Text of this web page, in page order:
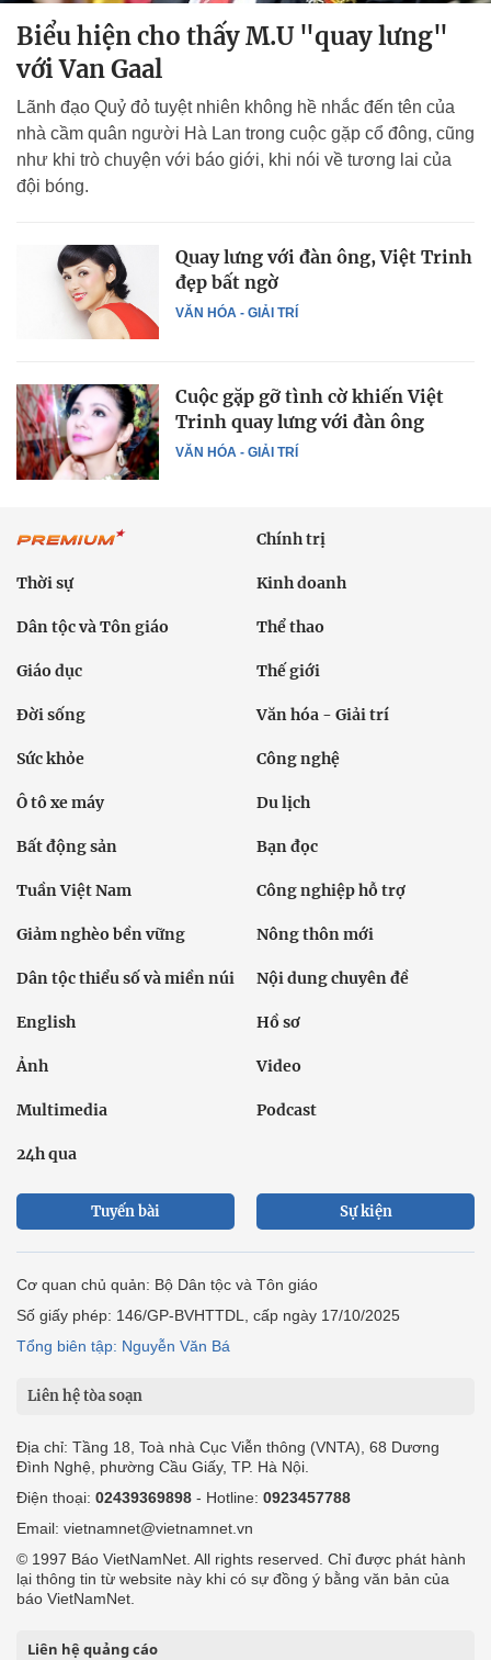
Biểu hiện cho thấy M.U "quay lưng"
với Van Gaal
Lãnh đạo Quỷ đỏ tuyệt nhiên không hề nhắc đến tên của
nhà cầm quân người Hà Lan trong cuộc gặp cổ đông, cũng
như khi trò chuyện với báo giới, khi nói về tương lai của
đội bóng.
VĂN HÓA - GIẢI TRÍ
Quay lưng với đàn ông, Việt Trinh
đẹp bất ngờ
VĂN HÓA - GIẢI TRÍ
Cuộc gặp gỡ tình cờ khiến Việt
Trinh quay lưng với đàn ông
Chính trị
Thời sự Kinh doanh
Dân tộc và Tôn giáo Thể thao
Giáo dục Thế giới
Đời sống Văn hóa - Giải trí
Sức khỏe Công nghệ
Ô tô xe máy Du lịch
Bất động sản Bạn đọc
Tuần Việt Nam Công nghiệp hỗ trợ
Giảm nghèo bền vững Nông thôn mới
Dân tộc thiểu số và miền núi Nội dung chuyên đề
English Hồ sơ
Ảnh Video
Multimedia Podcast
24h qua
Tuyến bài Sự kiện
Cơ quan chủ quản: Bộ Dân tộc và Tôn giáo
Số giấy phép: 146/GP-BVHTTDL, cấp ngày 17/10/2025
Tổng biên tập: Nguyễn Văn Bá
Liên hệ tòa soạn
Địa chỉ: Tầng 18, Toà nhà Cục Viễn thông (VNTA), 68 Dương
Đình Nghệ, phường Cầu Giấy, TP. Hà Nội.
Điện thoại: 02439369898 - Hotline: 0923457788
Email: vietnamnet@vietnamnet.vn
© 1997 Báo VietNamNet. All rights reserved. Chỉ được phát hành
lại thông tin từ website này khi có sự đồng ý bằng văn bản của
báo VietNamNet.
Liên hệ quảng cáo